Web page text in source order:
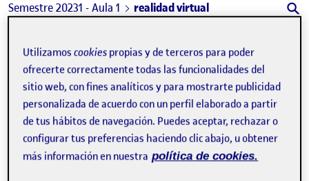
Semestre 20231 - Aula 1 realidad virtual
realidad virtual
Publicado por ¿Y si la realidad aumentada siguiese los pasos de las redes sociales?
Publicado por
Azazel Fernández Prado
Visibilidad:
Pública Fecha de publicación
5 Dic 2023 2 marzo, 2024 5:58 pm
comentario en ¿Y si la realidad aumentada
Utilizamoscookies propias y de terceros para poder
ofrecerte correctamente todas las funcionalidades del
sitio web, con fines analíticos y para mostrarte publicidad
personalizada de acuerdo con un perfil elaborado a partir
de tus hábitos de navegación. Puedes aceptar, rechazar o
configurar tus preferencias haciendo clic abajo, u obtener
más información en nuestra política de cookies.